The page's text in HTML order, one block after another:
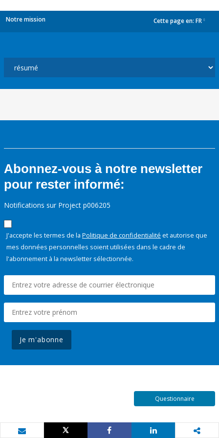
Notre mission Cette page en: FR
Abonnez-vous à notre newsletter
pour rester informé:
Notifications sur Project p006205
J'accepte les termes de la Politique de confidentialité et autorise que
mes données personnelles soient utilisées dans le cadre de
l'abonnement à la newsletter sélectionnée.
Je m'abonne
Questionnaire